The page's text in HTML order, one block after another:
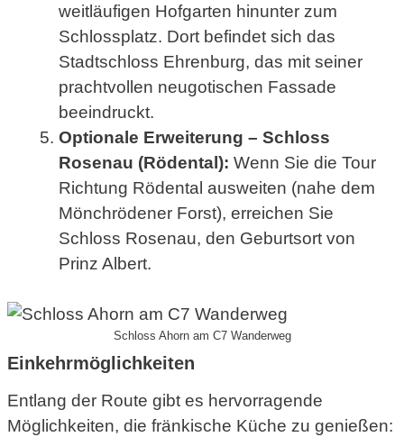
weitläufigen Hofgarten hinunter zum
Schlossplatz. Dort befindet sich das
Stadtschloss Ehrenburg, das mit seiner
prachtvollen neugotischen Fassade
beeindruckt.
Optionale Erweiterung – Schloss
Rosenau (Rödental): Wenn Sie die Tour
Richtung Rödental ausweiten (nahe dem
Mönchrödener Forst), erreichen Sie
Schloss Rosenau, den Geburtsort von
Prinz Albert.
Schloss Ahorn am C7 Wanderweg
Einkehrmöglichkeiten
Entlang der Route gibt es hervorragende
Möglichkeiten, die fränkische Küche zu genießen: